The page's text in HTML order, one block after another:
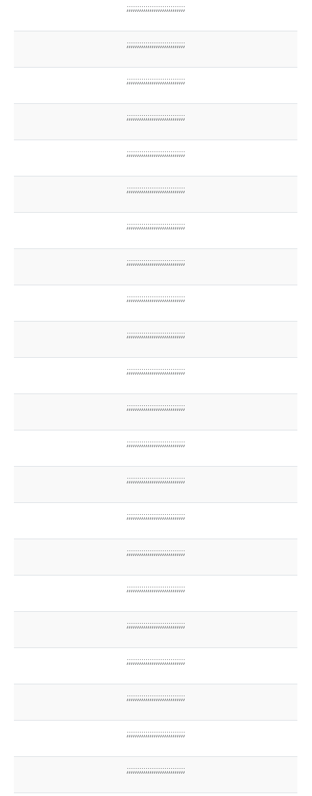
;;;;;;;;;;;;;;;;;;;;;;;;;;;;
;;;;;;;;;;;;;;;;;;;;;;;;;;;;
;;;;;;;;;;;;;;;;;;;;;;;;;;;;
;;;;;;;;;;;;;;;;;;;;;;;;;;;;
;;;;;;;;;;;;;;;;;;;;;;;;;;;;
;;;;;;;;;;;;;;;;;;;;;;;;;;;;
;;;;;;;;;;;;;;;;;;;;;;;;;;;;
;;;;;;;;;;;;;;;;;;;;;;;;;;;;
;;;;;;;;;;;;;;;;;;;;;;;;;;;;
;;;;;;;;;;;;;;;;;;;;;;;;;;;;
;;;;;;;;;;;;;;;;;;;;;;;;;;;;
;;;;;;;;;;;;;;;;;;;;;;;;;;;;
;;;;;;;;;;;;;;;;;;;;;;;;;;;;
;;;;;;;;;;;;;;;;;;;;;;;;;;;;
;;;;;;;;;;;;;;;;;;;;;;;;;;;;
;;;;;;;;;;;;;;;;;;;;;;;;;;;;
;;;;;;;;;;;;;;;;;;;;;;;;;;;;
;;;;;;;;;;;;;;;;;;;;;;;;;;;;
;;;;;;;;;;;;;;;;;;;;;;;;;;;;
;;;;;;;;;;;;;;;;;;;;;;;;;;;;
;;;;;;;;;;;;;;;;;;;;;;;;;;;;
;;;;;;;;;;;;;;;;;;;;;;;;;;;;